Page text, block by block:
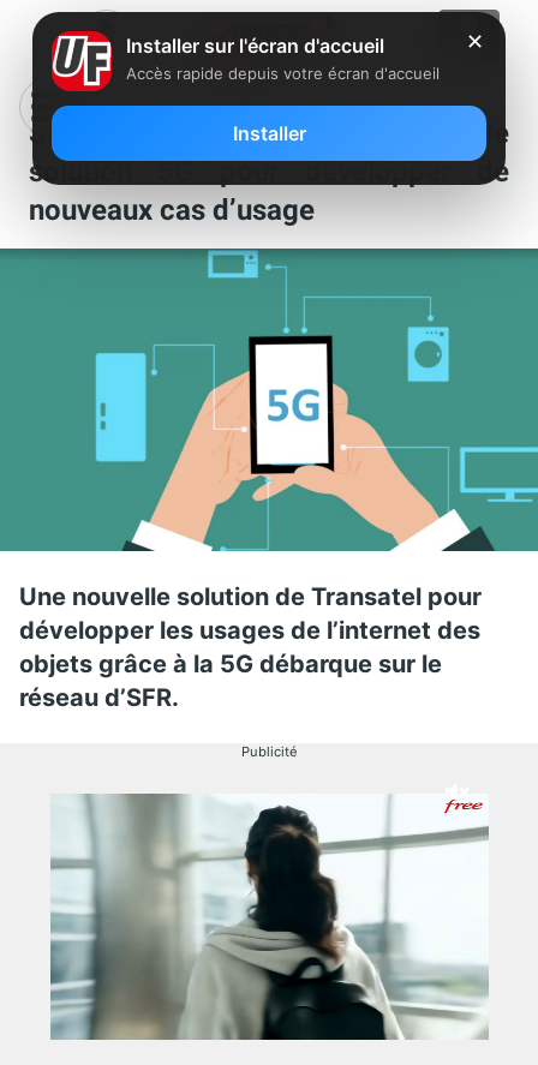
SFR ouvre son réseau à une nouvelle
solution 5G pour développer de
nouveaux cas d’usage
Une nouvelle solution de Transatel pour
développer les usages de l’internet des
objets grâce à la 5G débarque sur le
réseau d’SFR.
Publicité
✕
Installer sur l'écran d'accueil
Accès rapide depuis votre écran d'accueil
Installer